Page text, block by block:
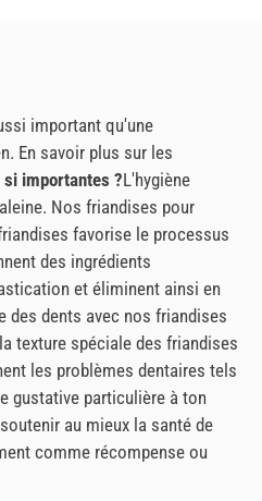
important qu'une
En savoir plus sur les
importantes ?L'hygiène
Nos friandises pour
favorise le processus
des ingrédients
et éliminent ainsi en
des dents avec nos friandises
texture spéciale des friandises
les problèmes dentaires tels
gustative particulière à ton
au mieux la santé de
comme récompense ou